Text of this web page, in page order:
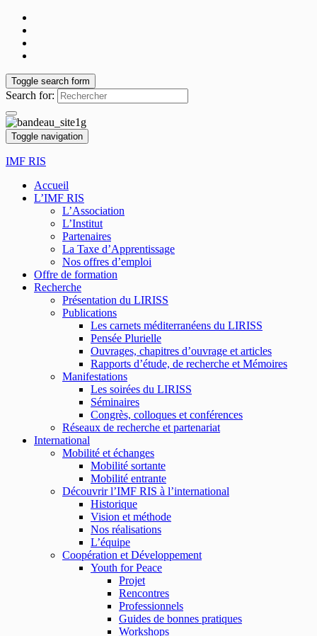
Toggle search form
Search for:
Toggle navigation
IMF RIS
Accueil
L’IMF RIS
L’Association
L’Institut
Partenaires
La Taxe d’Apprentissage
Nos offres d’emploi
Offre de formation
Recherche
Présentation du LIRISS
Publications
Les carnets méditerranéens du LIRISS
Pensée Plurielle
Ouvrages, chapitres d’ouvrage et articles
Rapports d’étude, de recherche et Mémoires
Manifestations
Les soirées du LIRISS
Séminaires
Congrès, colloques et conférences
Réseaux de recherche et partenariat
International
Mobilité et échanges
Mobilité sortante
Mobilité entrante
Découvrir l’IMF RIS à l’international
Historique
Vision et méthode
Nos réalisations
L’équipe
Coopération et Développement
Youth for Peace
Projet
Rencontres
Professionnels
Guides de bonnes pratiques
Workshops